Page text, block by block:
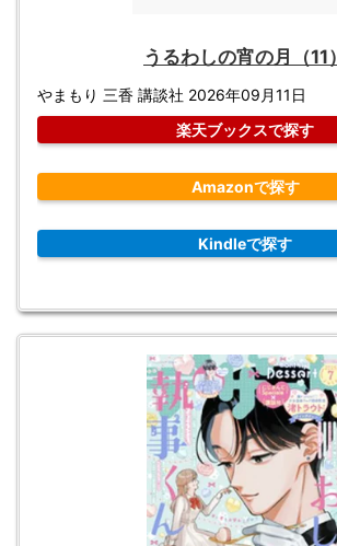
うるわしの宵の月（11）
やまもり 三香 講談社 2026年09月11日
楽天ブックスで探す
Amazonで探す
Kindleで探す